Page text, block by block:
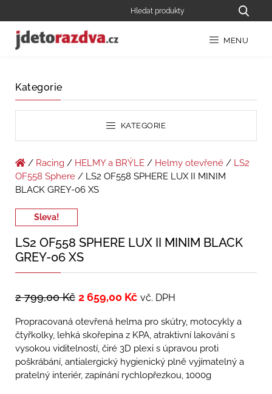
MENU
Kategorie
KATEGORIE
/ Racing / HELMY a BRÝLE / Helmy otevřené / LS2
OF558 Sphere / LS2 OF558 SPHERE LUX II MINIM
BLACK GREY-06 XS
Sleva!
LS2 OF558 SPHERE LUX II MINIM BLACK
GREY-06 XS
2 799,00Kč 2 659,00 Kč vč. DPH
Propracovaná otevřená helma pro skútry, motocykly a
čtyřkolky, lehká skořepina z KPA, atraktivní lakování s
vysokou viditelností, čiré 3D plexi s úpravou proti
poškrábání, antialergický hygienický plně vyjímatelný a
pratelný interiér, zapínání rychlopřezkou, 1000g